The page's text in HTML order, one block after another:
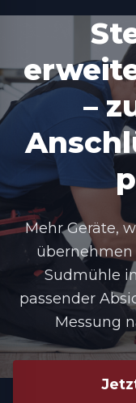
–
Mehr Geräte,
übernehmen
Sudmühle
passender
Messung